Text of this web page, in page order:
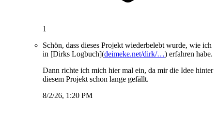
1
Schön, dass dieses Projekt wiederbelebt wurde, wie ich
in [Dirks Logbuch](deimeke.net/dirk/…) erfahren habe.
Dann richte ich mich hier mal ein, da mir die Idee hinter
diesem Projekt schon lange gefällt.
8/2/26, 1:20 PM